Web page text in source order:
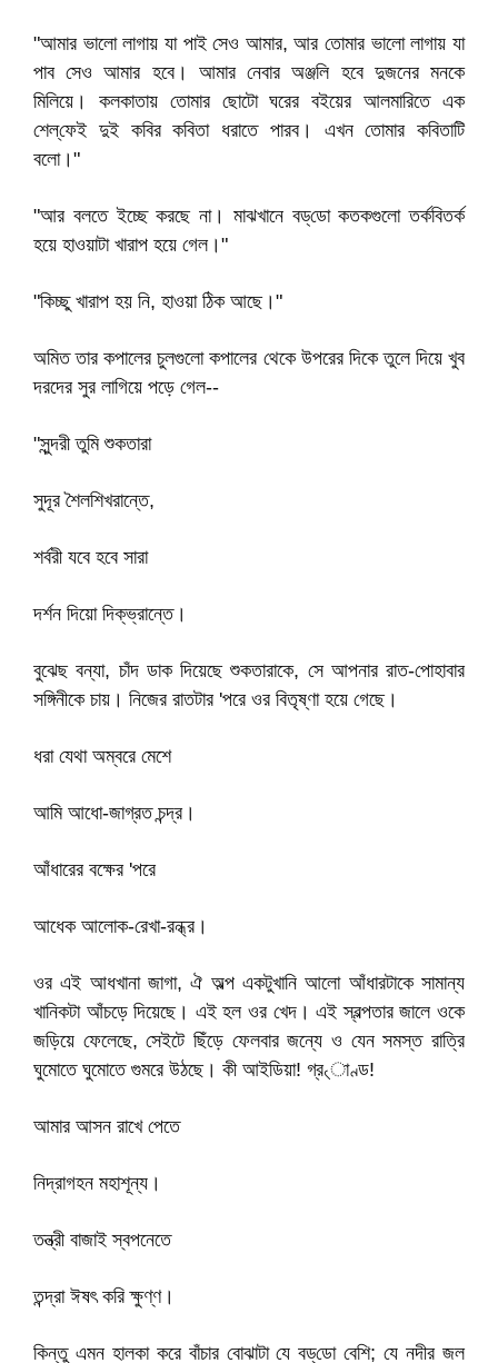
"আমার ভালো লাগায় যা পাই সেও আমার, আর তোমার ভালো লাগায় যা
পাব সেও আমার হবে। আমার নেবার অঞ্জলি হবে দুজনের মনকে
মিলিয়ে। কলকাতায় তোমার ছোটো ঘরের বইয়ের আলমারিতে এক
শেল্‌ফেই দুই কবির কবিতা ধরাতে পারব। এখন তোমার কবিতাটি
বলো।"
"আর বলতে ইচ্ছে করছে না। মাঝখানে বড্‌ডো কতকগুলো তর্কবিতর্ক
হয়ে হাওয়াটা খারাপ হয়ে গেল।"
"কিচ্ছু খারাপ হয় নি, হাওয়া ঠিক আছে।"
অমিত তার কপালের চুলগুলো কপালের থেকে উপরের দিকে তুলে দিয়ে খুব
দরদের সুর লাগিয়ে পড়ে গেল--
"সুন্দরী তুমি শুকতারা
সুদূর শৈলশিখরান্তে,
শর্বরী যবে হবে সারা
দর্শন দিয়ো দিক্‌ভ্রান্তে।
বুঝেছ বন্যা, চাঁদ ডাক দিয়েছে শুকতারাকে, সে আপনার রাত-পোহাবার
সঙ্গিনীকে চায়। নিজের রাতটার 'পরে ওর বিতৃষ্ণা হয়ে গেছে।
ধরা যেথা অম্বরে মেশে
আমি আধো-জাগ্রত চন্দ্র।
আঁধারের বক্ষের 'পরে
আধেক আলোক-রেখা-রন্ধ্র।
ওর এই আধখানা জাগা, ঐ অল্প একটুখানি আলো আঁধারটাকে সামান্য
খানিকটা আঁচড়ে দিয়েছে। এই হল ওর খেদ। এই স্বল্পতার জালে ওকে
জড়িয়ে ফেলেছে, সেইটে ছিঁড়ে ফেলবার জন্যে ও যেন সমস্ত রাত্রি
ঘুমোতে ঘুমোতে গুমরে উঠছে। কী আইডিয়া! গ্র৻াণ্ড!
আমার আসন রাখে পেতে
নিদ্রাগহন মহাশূন্য।
তন্ত্রী বাজাই স্বপনেতে
তন্দ্রা ঈষৎ করি ক্ষুণ্ণ।
কিন্তু এমন হালকা করে বাঁচার বোঝাটা যে বড্‌ডো বেশি; যে নদীর জল